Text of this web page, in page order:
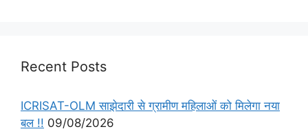
Recent Posts
ICRISAT-OLM साझेदारी से ग्रामीण महिलाओं को मिलेगा नया
बल !! 09/08/2026